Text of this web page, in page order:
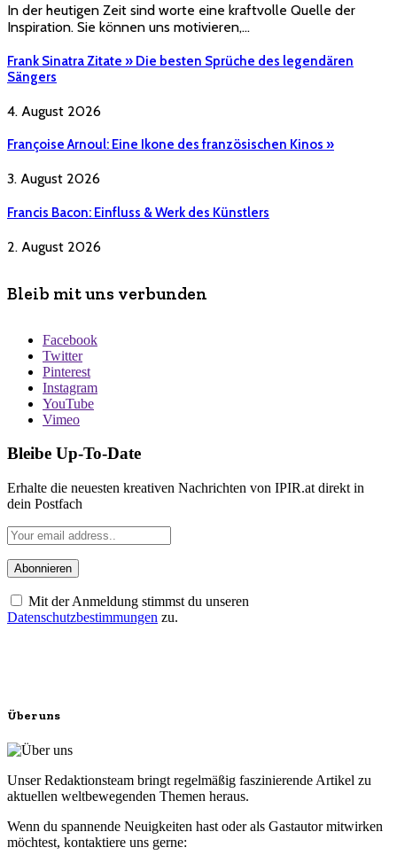
In der heutigen Zeit sind worte eine kraftvolle Quelle der
Inspiration. Sie können uns motivieren,…
Frank Sinatra Zitate » Die besten Sprüche des legendären
Sängers
4. August 2026
Françoise Arnoul: Eine Ikone des französischen Kinos »
3. August 2026
Francis Bacon: Einfluss & Werk des Künstlers
2. August 2026
Bleib mit uns verbunden
Facebook
Twitter
Pinterest
Instagram
YouTube
Vimeo
Bleibe Up-To-Date
Erhalte die neuesten kreativen Nachrichten von IPIR.at direkt in
dein Postfach
Mit der Anmeldung stimmst du unseren
Datenschutzbestimmungen zu.
Über uns
Unser Redaktionsteam bringt regelmäßig faszinierende Artikel zu
aktuellen weltbewegenden Themen heraus.
Wenn du spannende Neuigkeiten hast oder als Gastautor mitwirken
möchtest, kontaktiere uns gerne: